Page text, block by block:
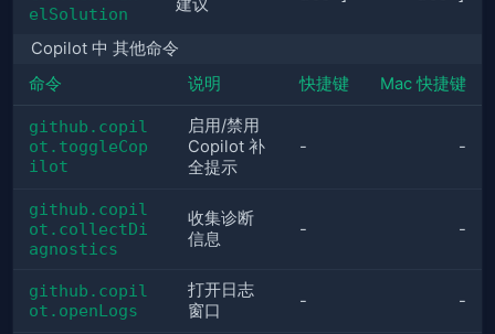
elSolution
建议
Copilot 中 其他命令
命令
说明 快捷键 Mac 快捷键
github.copil
ot.toggleCop
ilot
启用/禁用
Copilot 补
全提示
- -
github.copil
ot.collectDi
agnostics
收集诊断
信息
- -
github.copil
ot.openLogs
打开日志
窗口
- -